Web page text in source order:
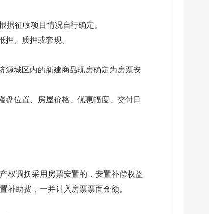
征收项目情况自行确定。
、质押或套现。
源城区内的新建商品现房确定为房票安
位置、房屋价格、优惠幅度、交付日
权调换采用房票安置的，安置补偿权益
补助费，一并计入房票票面金额。